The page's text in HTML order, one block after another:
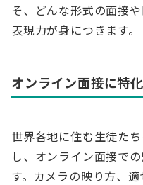
そ、どんな形式の面接
表現力が身につきます。
オンライン面接に特
世界各地に住む生徒た
し、オンライン面接で
す。カメラの映り方、